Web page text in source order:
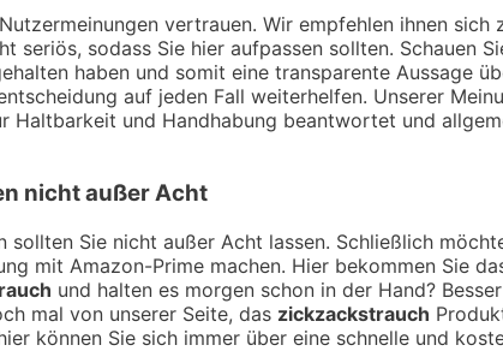
vertrauen. Wir empfehlen ihnen sich
seriös, sodass Sie hier aufpassen sollten. Schauen
haben und somit eine transparente Aussage
auf jeden Fall weiterhelfen. Unserer
Haltbarkeit und Handhabung beantwortet und
nicht außer Acht
Sie nicht außer Acht lassen. Schließlich
mit Amazon-Prime machen. Hier bekommen Sie
und halten es morgen schon in der Hand?
mal von unserer Seite, das zickzackstrauch
können Sie sich immer über eine schnelle und